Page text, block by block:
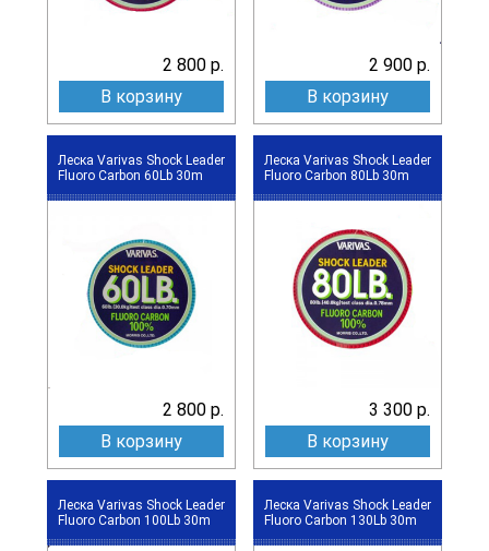
2 800 р.
В корзину
2 900 р.
В корзину
Леска Varivas Shock Leader
Fluoro Carbon 60Lb 30m
2 800 р.
В корзину
Леска Varivas Shock Leader
Fluoro Carbon 80Lb 30m
3 300 р.
В корзину
Леска Varivas Shock Leader
Fluoro Carbon 100Lb 30m
Леска Varivas Shock Leader
Fluoro Carbon 130Lb 30m